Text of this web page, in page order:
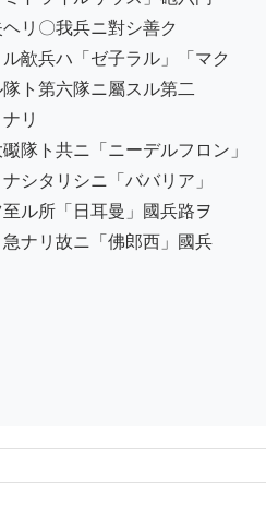
〇我兵ニ對シ善ク
兵ハ「ゼ子ラル」「マク
第六隊ニ屬スル第二
リ
隊ト共ニ「ニーデルフロン」
シタリシニ「ババリア」
ル所「日耳曼」國兵路ヲ
ナリ故ニ「佛郎西」國兵